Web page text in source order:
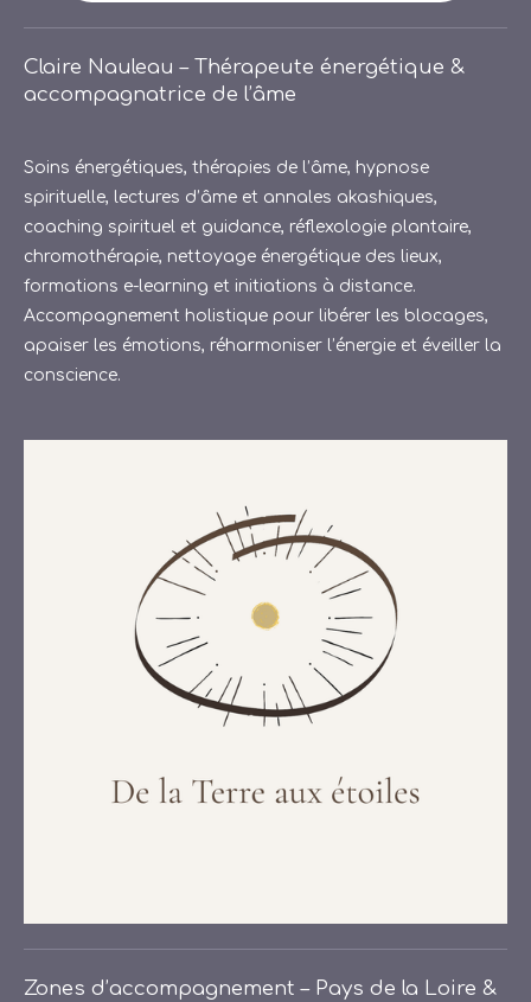
Claire Nauleau – Thérapeute énergétique &
accompagnatrice de l’âme
Soins énergétiques, thérapies de l’âme, hypnose
spirituelle, lectures d’âme et annales akashiques,
coaching spirituel et guidance, réflexologie plantaire,
chromothérapie, nettoyage énergétique des lieux,
formations e-learning et initiations à distance.
Accompagnement holistique pour libérer les blocages,
apaiser les émotions, réharmoniser l’énergie et éveiller la
conscience.
Zones d’accompagnement – Pays de la Loire &